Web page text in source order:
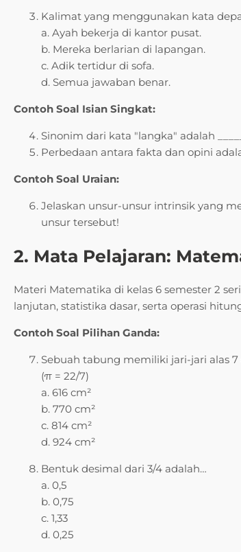
Kalimat yang menggunakan kata
a. Ayah bekerja di kantor pusat.
b. Mereka berlarian di lapangan.
c. Adik tertidur di sofa.
d. Semua jawaban benar.
Contoh Soal Isian Singkat:
Sinonim dari kata "langka" adalah
Perbedaan antara fakta dan opini
Contoh Soal Uraian:
Jelaskan unsur-unsur intrinsik yang
unsur tersebut!
2. Mata Pelajaran:
Materi Matematika di kelas 6 semester 2
lanjutan, statistika dasar, serta operasi
Contoh Soal Pilihan Ganda:
Sebuah tabung memiliki jari-jari alas
(π = 22/7)
a. 616 cm²
b. 770 cm²
c. 814 cm²
d. 924 cm²
Bentuk desimal dari 3/4 adalah…
a. 0,5
b. 0,75
c. 1,33
d. 0,25